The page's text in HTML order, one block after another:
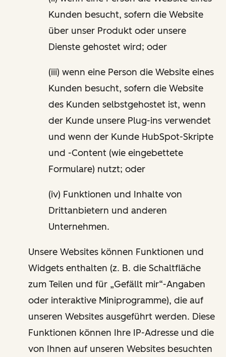
Kunden besucht, sofern die Website
über unser Produkt oder unsere
Dienste gehostet wird; oder
(iii) wenn eine Person die Website eines
Kunden besucht, sofern die Website
des Kunden selbstgehostet ist, wenn
der Kunde unsere Plug-ins verwendet
und wenn der Kunde HubSpot-Skripte
und -Content (wie eingebettete
Formulare) nutzt; oder
(iv) Funktionen und Inhalte von
Drittanbietern und anderen
Unternehmen.
Unsere Websites können Funktionen und
Widgets enthalten (z. B. die Schaltfläche
zum Teilen und für „Gefällt mir“-Angaben
oder interaktive Miniprogramme), die auf
unseren Websites ausgeführt werden. Diese
Funktionen können Ihre IP-Adresse und die
von Ihnen auf unseren Websites besuchten